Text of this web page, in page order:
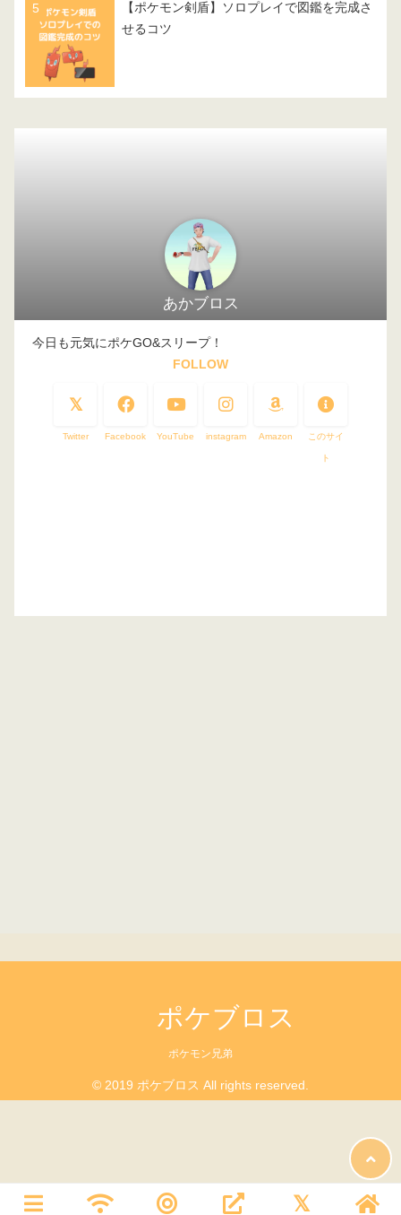
【ポケモン剣盾】ソロプレイで図鑑を完成さ
せるコツ
あかブロス
今日も元気にポケGO&スリープ！
FOLLOW
Twitter Facebook YouTube instagram Amazon このサイ
ト
ポケブロス
ポケモン兄弟
© 2019 ポケブロス All rights reserved.